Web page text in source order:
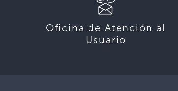
Oficina de Atención al
Usuario